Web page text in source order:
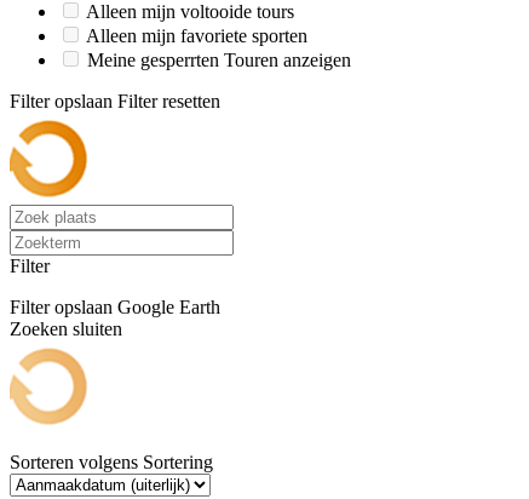
Alleen mijn voltooide tours
Alleen mijn favoriete sporten
Meine gesperrten Touren anzeigen
Filter opslaan Filter resetten
Filter
Filter opslaan Google Earth
Zoeken sluiten
Sorteren volgens Sortering